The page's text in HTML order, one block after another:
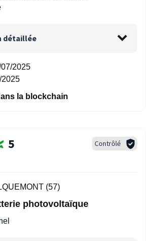
détaillée
2025
2025
la blockchain
5 Contrôlé
(57)
photovoltaïque